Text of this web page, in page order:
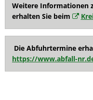
Weitere Informationen
erhalten Sie beim
Die Abfuhrtermine
https://www.abfall-